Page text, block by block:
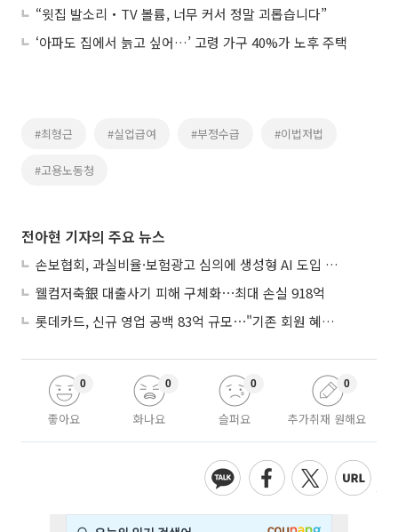
“윗집 발소리‧TV 볼륨, 너무 커서 정말 괴롭습니다”
‘아파도 집에서 늙고 싶어…’ 고령 가구 40%가 노후 주택
#최형근 #실업급여 #부정수급 #이법저법
#고용노동청
전아현 기자의 주요 뉴스
손보협회, 과실비율·보험광고 심의에 생성형 AI 도입 추진
웰컴저축銀 대출사기 피해 구체화⋯최대 손실 918억
롯데카드, 신규 영업 공백 83억 규모⋯"기존 회원 혜택으로 방어"
좋아요
0
화나요
0
슬퍼요
0
추가취재 원해요
0